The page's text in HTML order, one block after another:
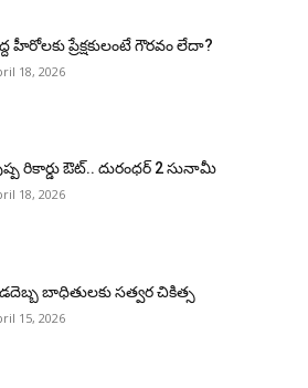
హీరోల‌కు ప్రేక్ష‌కులంటే గౌర‌వం లేదా?
18, 2026
రికార్డు ఔట్‌.. దురంధ‌ర్ 2 సునామీ
18, 2026
బాధితులకు సత్వర చికిత్స
15, 2026